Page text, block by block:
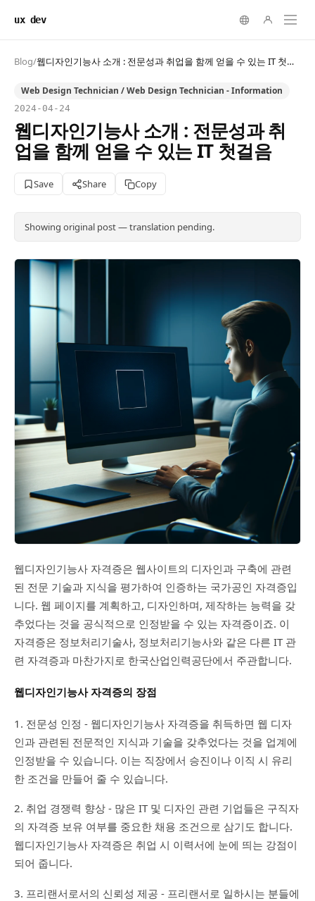
ux dev
Blog/ 웹디자인기능사 소개 : 전문성과 취업을 함께 얻을 수 있는 IT 첫걸음
Web Design Technician / Web Design Technician - Information
2024-04-24
웹디자인기능사 소개 : 전문성과 취
업을 함께 얻을 수 있는 IT 첫걸음
Save Share Copy
Showing original post — translation pending.
웹디자인기능사 자격증은 웹사이트의 디자인과 구축에 관련
된 전문 기술과 지식을 평가하여 인증하는 국가공인 자격증입
니다. 웹 페이지를 계획하고, 디자인하며, 제작하는 능력을 갖
추었다는 것을 공식적으로 인정받을 수 있는 자격증이죠. 이
자격증은 정보처리기술사, 정보처리기능사와 같은 다른 IT 관
련 자격증과 마찬가지로 한국산업인력공단에서 주관합니다.
웹디자인기능사 자격증의 장점
1. 전문성 인정 - 웹디자인기능사 자격증을 취득하면 웹 디자
인과 관련된 전문적인 지식과 기술을 갖추었다는 것을 업계에
인정받을 수 있습니다. 이는 직장에서 승진이나 이직 시 유리
한 조건을 만들어 줄 수 있습니다.
2. 취업 경쟁력 향상 - 많은 IT 및 디자인 관련 기업들은 구직자
의 자격증 보유 여부를 중요한 채용 조건으로 삼기도 합니다.
웹디자인기능사 자격증은 취업 시 이력서에 눈에 띄는 강점이
되어 줍니다.
3. 프리랜서로서의 신뢰성 제공 - 프리랜서로 일하시는 분들에